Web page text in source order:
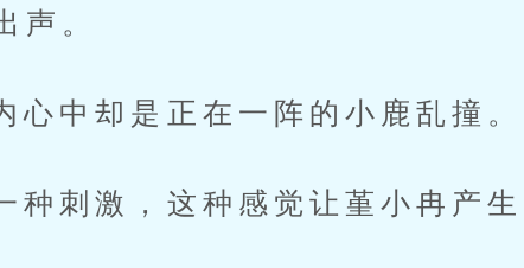
声。
中却是正在一阵的小鹿乱撞。
刺激，这种感觉让堇小冉产生